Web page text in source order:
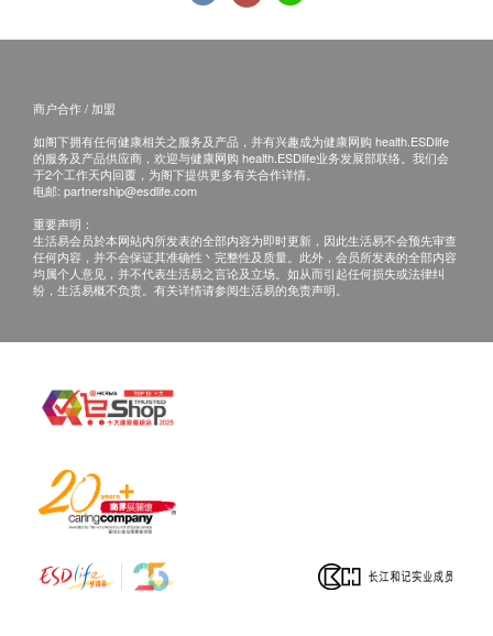
怀孕、哺乳、敏感症患者、正在接受药物治疗或怀疑
日本制造
建议使用方法：
每日早上空腹/随餐服用2粒。
纤维素（稳定剂）、白藜芦醇、葡萄籽提取物、硬脂
羟丙基甲基纤维素（胶囊）
如有其他损坏或遗漏查询，顾客必须保留有效收据
正本，并于送货后3个工作天内按下列方式联络
电邮：cs@asana360global.com
商户合作 / 加盟
如阁下拥有任何健康相关之服务及产品，并有兴趣成为健康网购 health.ESDlife
的服务及产品供应商，欢迎与健康网购 health.ESDlife业务发展部联络。我们会
于2个工作天内回覆，为阁下提供更多有关合作详情。
电邮: partnership@esdlife.com
重要声明：
生活易会员於本网站内所发表的全部内容为即时更新，因此生活易不会预先审查
任何内容，并不会保证其准确性丶完整性及质量。此外，会员所发表的全部内容
均属个人意见，并不代表生活易之言论及立场。如从而引起任何损失或法律纠
纷，生活易概不负责。有关详情请参阅生活易的免责声明。